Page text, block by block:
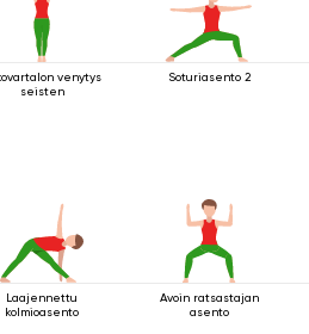
venytys
seisten
Soturiasento 2
Laajennettu
kolmioasento
Avoin ratsastajan
asento